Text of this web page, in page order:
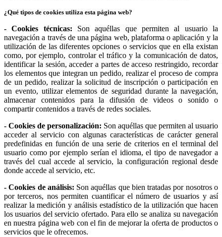
¿Qué tipos de cookies utiliza esta página web?
- Cookies técnicas: Son aquéllas que permiten al usuario la
navegación a través de una página web, plataforma o aplicación y la
utilización de las diferentes opciones o servicios que en ella existan
como, por ejemplo, controlar el tráfico y la comunicación de datos,
identificar la sesión, acceder a partes de acceso restringido, recordar
los elementos que integran un pedido, realizar el proceso de compra
de un pedido, realizar la solicitud de inscripción o participación en
un evento, utilizar elementos de seguridad durante la navegación,
almacenar contenidos para la difusión de videos o sonido o
compartir contenidos a través de redes sociales.
- Cookies de personalización: Son aquéllas que permiten al usuario
acceder al servicio con algunas características de carácter general
predefinidas en función de una serie de criterios en el terminal del
usuario como por ejemplo serían el idioma, el tipo de navegador a
través del cual accede al servicio, la configuración regional desde
donde accede al servicio, etc.
- Cookies de análisis: Son aquéllas que bien tratadas por nosotros o
por terceros, nos permiten cuantificar el número de usuarios y así
realizar la medición y análisis estadístico de la utilización que hacen
los usuarios del servicio ofertado. Para ello se analiza su navegación
en nuestra página web con el fin de mejorar la oferta de productos o
servicios que le ofrecemos.